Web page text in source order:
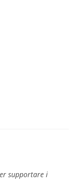
supportare i